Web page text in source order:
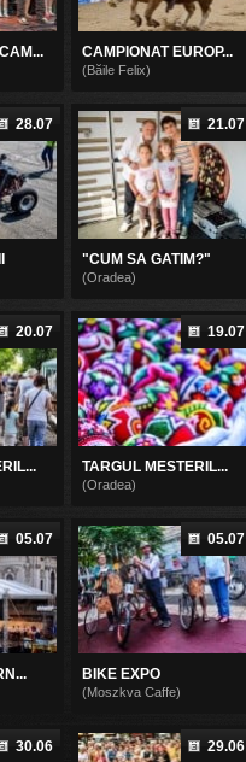
CAMPIONAT EUROP...
(Băile Felix)
28.07 21.07
"CUM SA GATIM?"
(Oradea)
20.07 19.07
TARGUL MESTERIL...
(Oradea)
05.07 05.07
BIKE EXPO
(Moszkva Caffe)
30.06 29.06